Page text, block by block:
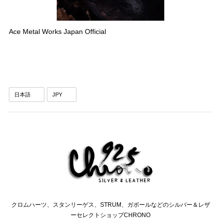
Ace Metal Works Japan Official
クロムハーツ、スタンリーゲス、STRUM、ガボールなどのシルバー＆レザ
ーセレクトショップCHRONO